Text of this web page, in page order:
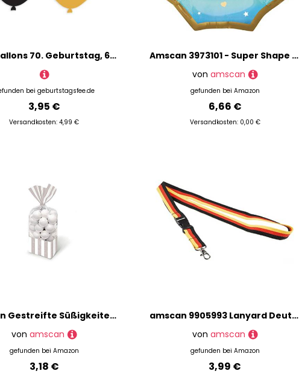
Latexballons 70. Geburtstag, 6er Pack, 27,5cm
bei geburtstagsfee.de
3,95 €
Versandkosten: 4,99 €
Amscan 3973101 - Super Shape Folienballon Baby Boy, Durchmesser circa 55 cm, für Helium und Luft, Junge, Baby Party
von amscan
gefunden bei Amazon
6,66 €
Versandkosten: 0,00 €
Amscan Gestreifte Süßigkeitentütchen, Silber
von amscan
gefunden bei Amazon
3,18 €
amscan 9905993 Lanyard Deutschland 90 cm Polyester schwarz/rot/gelb, Mehrfarbig, Unica
von amscan
gefunden bei Amazon
3,99 €